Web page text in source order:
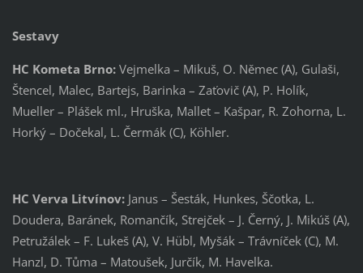
Sestavy
HC Kometa Brno:Vejmelka – Mikuš, O. Němec (A), Gulaši,
Štencel, Malec, Bartejs, Barinka – Zaťovič (A), P. Holík,
Mueller – Plášek ml., Hruška, Mallet – Kašpar, R. Zohorna, L.
Horký – Dočekal, L. Čermák (C), Köhler.
HC Verva Litvínov:Janus – Šesták, Hunkes, Ščotka, L.
Doudera, Baránek, Romančík, Strejček – J. Černý, J. Mikúš (A),
Petružálek – F. Lukeš (A), V. Hübl, Myšák – Trávníček (C), M.
Hanzl, D. Tůma – Matoušek, Jurčík, M. Havelka.